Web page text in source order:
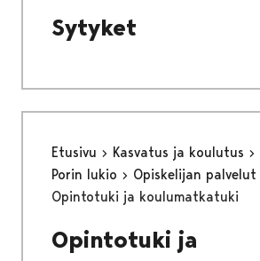
Sytyket
Etusivu Kasvatus ja koulutus
Porin lukio
Opiskelijan palvelut
Opintotuki ja koulumatkatuki
Opintotuki ja